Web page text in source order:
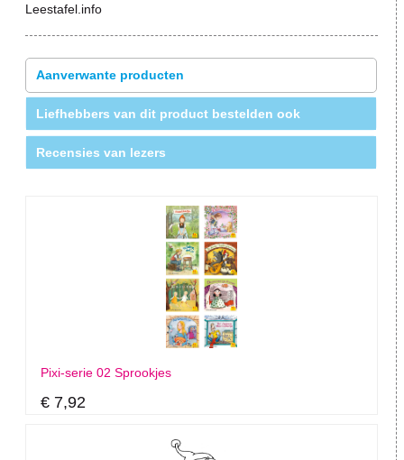
Leestafel.info
Aanverwante producten
Liefhebbers van dit product bestelden ook
Recensies van lezers
Pixi-serie 02 Sprookjes
€ 7,92